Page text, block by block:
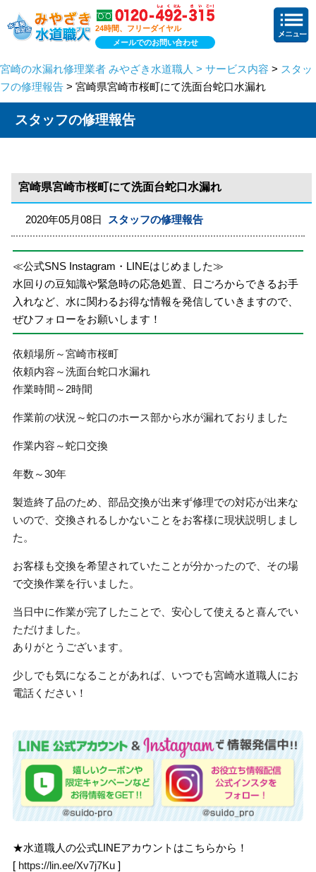
24時間、フリーダイヤル
メールでのお問い合わせ
宮崎の水漏れ修理業者 みやざき水道職人 > サービス内容 > スタッ
フの修理報告 > 宮崎県宮崎市桜町にて洗面台蛇口水漏れ
スタッフの修理報告
宮崎県宮崎市桜町にて洗面台蛇口水漏れ
2020年05月08日 スタッフの修理報告
≪公式SNS Instagram・LINEはじめました≫
水回りの豆知識や緊急時の応急処置、日ごろからできるお手
入れなど、水に関わるお得な情報を発信していきますので、
ぜひフォローをお願いします！
依頼場所～宮崎市桜町
依頼内容～洗面台蛇口水漏れ
作業時間～2時間
作業前の状況～蛇口のホース部から水が漏れておりました
作業内容～蛇口交換
年数～30年
製造終了品のため、部品交換が出来ず修理での対応が出来な
いので、交換されるしかないことをお客様に現状説明しまし
た。
お客様も交換を希望されていたことが分かったので、その場
で交換作業を行いました。
当日中に作業が完了したことで、安心して使えると喜んでい
ただけました。
ありがとうございます。
少しでも気になることがあれば、いつでも宮崎水道職人にお
電話ください！
★水道職人の公式LINEアカウントはこちらから！
[ https://lin.ee/Xv7j7Ku ]